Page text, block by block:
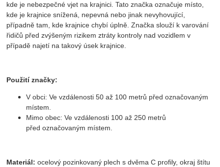
kde je nebezpečné vjet na krajnici. Tato značka označuje místo,
kde je krajnice snížená, nepevná nebo jinak nevyhovující,
případně tam, kde krajnice chybí úplně. Značka slouží k varování
řidičů před zvýšeným rizikem ztráty kontroly nad vozidlem v
případě najetí na takový úsek krajnice.
Použití značky:
V obci: Ve vzdálenosti 50 až 100 metrů před označovaným
místem.
Mimo obec: Ve vzdálenosti 100 až 250 metrů
před označovaným místem.
Materiál: ocelový pozinkovaný plech s dvěma C profily, okraj štítu